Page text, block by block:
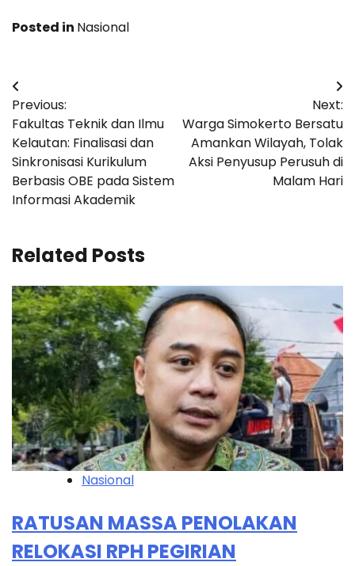
Posted in Nasional
Navigasi
pos
Previous:
Fakultas Teknik dan Ilmu
Kelautan: Finalisasi dan
Sinkronisasi Kurikulum
Berbasis OBE pada Sistem
Informasi Akademik
Next:
Warga Simokerto Bersatu
Amankan Wilayah, Tolak
Aksi Penyusup Perusuh di
Malam Hari
Related Posts
Nasional
RATUSAN MASSA PENOLAKAN
RELOKASI RPH PEGIRIAN